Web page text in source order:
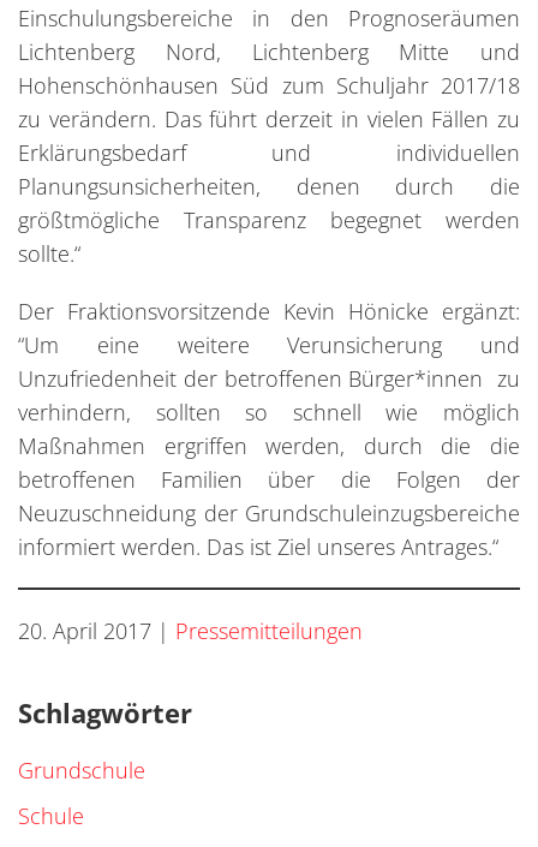
Einschulungsbereiche in den Prognoseräumen
Lichtenberg Nord, Lichtenberg Mitte und
Hohenschönhausen Süd zum Schuljahr 2017/18
zu verändern. Das führt derzeit in vielen Fällen zu
Erklärungsbedarf und individuellen
Planungsunsicherheiten, denen durch die
größtmögliche Transparenz begegnet werden
sollte.“
Der Fraktionsvorsitzende Kevin Hönicke ergänzt:
“Um eine weitere Verunsicherung und
Unzufriedenheit der betroffenen Bürger*innen zu
verhindern, sollten so schnell wie möglich
Maßnahmen ergriffen werden, durch die die
betroffenen Familien über die Folgen der
Neuzuschneidung der Grundschuleinzugsbereiche
informiert werden. Das ist Ziel unseres Antrages.“
20. April 2017 | Pressemitteilungen
Schlagwörter
Grundschule
Schule